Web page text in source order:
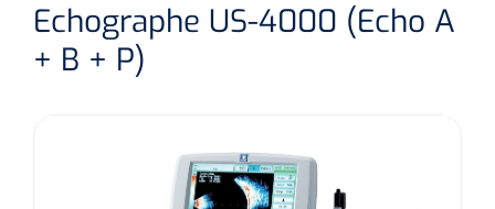
Equipement chirurgical
Diagnostic
Optométrie/Orthoption
Optique & Optometrie
OPTIONS
Echographe US-4000 (Echo A
+ B + P)